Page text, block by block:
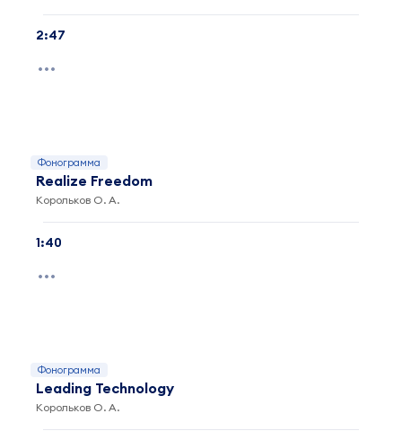
2:47
Фонограмма
Realize Freedom
Корольков О. А.
1:40
Фонограмма
Leading Technology
Корольков О. А.